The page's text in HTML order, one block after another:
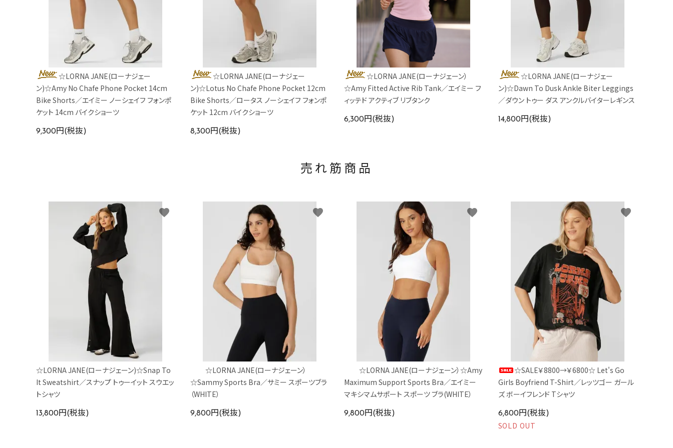
☆LORNA JANE(ローナジェー
ン)☆Amy No Chafe Phone Pocket 14cm
Bike Shorts／エイミー ノーシェイフ フォンポ
ケット 14cm バイクショーツ
9,300円(税抜)
☆LORNA JANE(ローナジェー
ン)☆Lotus No Chafe Phone Pocket 12cm
Bike Shorts／ロータス ノーシェイフ フォンポ
ケット 12cm バイクショーツ
8,300円(税抜)
☆LORNA JANE(ローナジェーン）
☆Amy Fitted Active Rib Tank／エイミー フ
ィッテド アクティブ リブタンク
6,300円(税抜)
☆LORNA JANE(ローナジェー
ン)☆Dawn To Dusk Ankle Biter Leggings
／ダウン トゥー ダス アンクルバイターレギンス
14,800円(税抜)
売れ筋商品
☆LORNA JANE(ローナジェーン)☆Snap To
It Sweatshirt／スナップ トゥーイット スウエッ
トシャツ
13,800円(税抜)
favorite
☆LORNA JANE(ローナジェーン）
☆Sammy Sports Bra／サミー スポーツブラ
（WHITE）
9,800円(税抜)
favorite
☆LORNA JANE(ローナジェーン）☆Amy
Maximum Support Sports Bra／エイミー
マキシマムサポート スポーツ ブラ(WHITE）
9,800円(税抜)
favorite
☆SALE￥8800→￥6800☆ Let's Go
Girls Boyfriend T-Shirt／レッツゴー ガール
ズ ボーイフレンド Tシャツ
6,800円(税抜)
SOLD OUT
favorite